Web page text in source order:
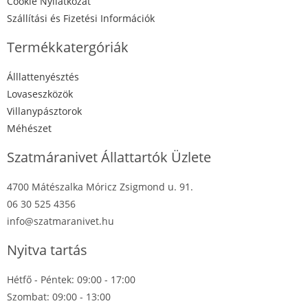
Szállítási és Fizetési Információk
Termékkatergóriák
Álllattenyésztés
Lovaseszközök
Villanypásztorok
Méhészet
Szatmáranivet Állattartók Üzlete
4700 Mátészalka Móricz Zsigmond u. 91.
06 30 525 4356
info@szatmaranivet.hu
Nyitva tartás
Hétfő - Péntek: 09:00 - 17:00
Szombat: 09:00 - 13:00